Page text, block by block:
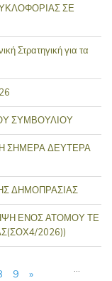
ΣΕ
Στρατηγική για τα
ΣΥΜΒΟΥΛΙΟΥ
ΣΗΜΕΡΑ ΔΕΥΤΕΡΑ
ΔΗΜΟΠΡΑΣΙΑΣ
ΕΝΟΣ ΑΤΟΜΟΥ ΤΕ
2026))
9 »